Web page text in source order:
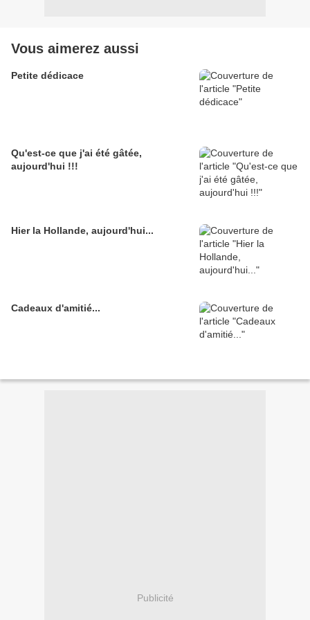
Vous aimerez aussi
Petite dédicace
Qu'est-ce que j'ai été gâtée,
aujourd'hui !!!
Hier la Hollande, aujourd'hui...
Cadeaux d'amitié...
Publicité